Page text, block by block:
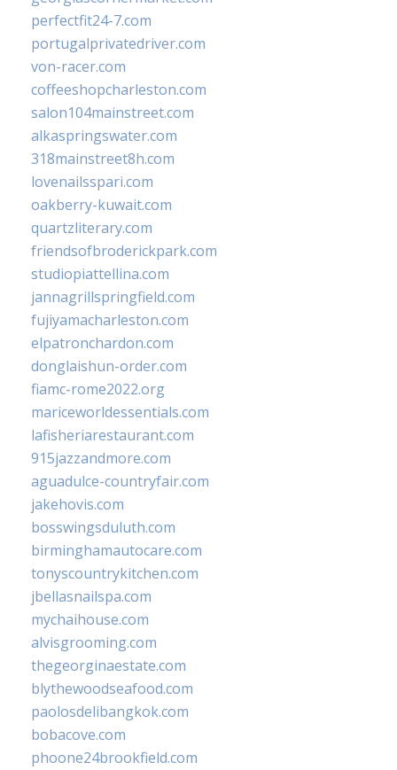
perfectfit24-7.com
portugalprivatedriver.com
von-racer.com
coffeeshopcharleston.com
salon104mainstreet.com
alkaspringswater.com
318mainstreet8h.com
lovenailsspari.com
oakberry-kuwait.com
quartzliterary.com
friendsofbroderickpark.com
studiopiattellina.com
jannagrillspringfield.com
fujiyamacharleston.com
elpatronchardon.com
donglaishun-order.com
fiamc-rome2022.org
mariceworldessentials.com
lafisheriarestaurant.com
915jazzandmore.com
aguadulce-countryfair.com
jakehovis.com
bosswingsduluth.com
birminghamautocare.com
tonyscountrykitchen.com
jbellasnailspa.com
mychaihouse.com
alvisgrooming.com
thegeorginaestate.com
blythewoodseafood.com
paolosdelibangkok.com
bobacove.com
phoone24brookfield.com